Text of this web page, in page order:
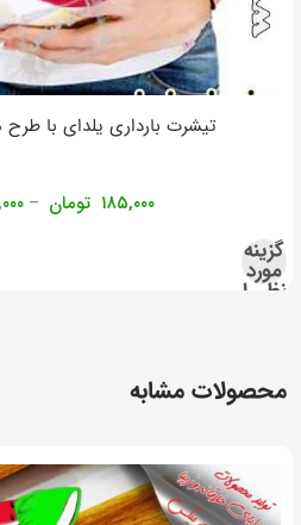
تیشرت بارداری یلدای با طرح
۱۸۵,۰۰۰ تومان –
گزینه
مورد
نظر را
محصولات مشابه